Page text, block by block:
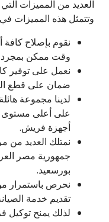
العديد من المميزات التي
وتتمثل هذه المميزات في
نقوم بإصلاح
وقت ممكن بمجرد
نعمل على توفير
ضمان على قطع
لدينا مجموعة
على أعلى مستوى
أجهزة فريش.
نمتلك العديد من
جمهورية مصر
بورسعيد.
نحرص باستمرار
تقديم خدمة
لذلك يمنح